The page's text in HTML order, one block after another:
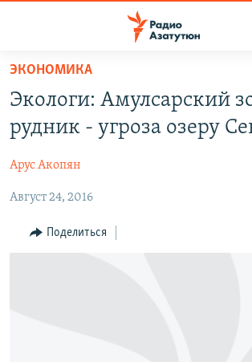
Перейти
основному
содержанию
Перейти
навигации
Перейти
ПОЛИТИКА
ОБЩЕСТВО
ЭКОНОМИКА
РЕГИОН
ЭКОНОМИКА
Экологи: Амулсарский
рудник - угроза озеру
Арус Акопян
Август 24, 2016
Поделиться